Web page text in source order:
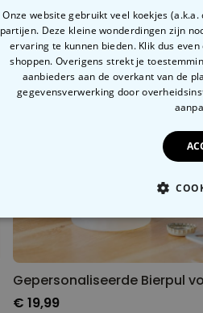
€ 19,99
Onze website gebruikt veel koekjes
partijen. Deze kleine wonderdingen zijn
ervaring te kunnen bieden. Klik dus even
shoppen. Overigens strekt je
aanbieders aan de overkant van de
gegevensverwerking door
NOODZAKELIJK